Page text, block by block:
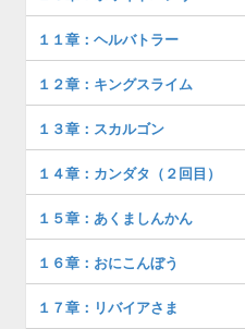
１１章：ヘルバトラー
１２章：キングスライム
１３章：スカルゴン
１４章：カンダタ（２回目）
１５章：あくましんかん
１６章：おにこんぼう
１７章：リバイアさま